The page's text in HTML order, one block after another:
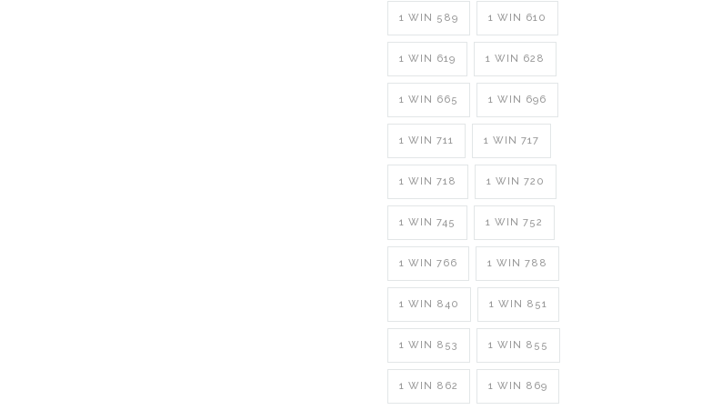
1 WIN 589 1 WIN 610
1 WIN 619 1 WIN 628
1 WIN 665 1 WIN 696
1 WIN 711 1 WIN 717
1 WIN 718 1 WIN 720
1 WIN 745 1 WIN 752
1 WIN 766 1 WIN 788
1 WIN 840 1 WIN 851
1 WIN 853 1 WIN 855
1 WIN 862 1 WIN 869